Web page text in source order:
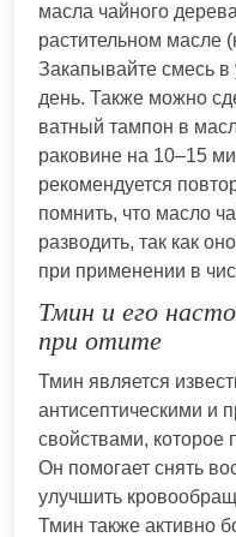
масла чайного
растительном масле
Закапывайте смесь в
день. Также можно
ватный тампон в
раковине на 10–15
рекомендуется
помнить, что масло
разводить, так как
при применении в
Тмин и его
при отите
Тмин является
антисептическими и
свойствами, которое
Он помогает снять
улучшить
Тмин также активно